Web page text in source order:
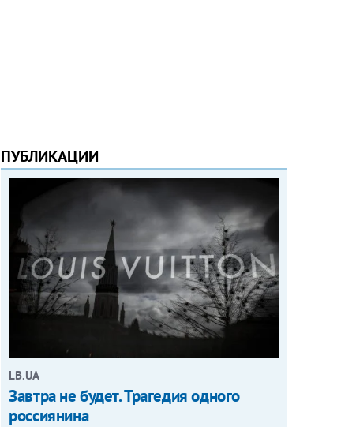
ПУБЛИКАЦИИ
LB.UA
Завтра не будет. Трагедия одного
россиянина